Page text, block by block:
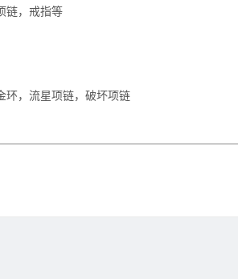
链，戒指等
环，流星项链，破坏项链